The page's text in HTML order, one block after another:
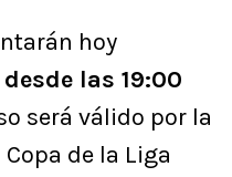
hoy
las 19:00
será válido por la
de la Liga